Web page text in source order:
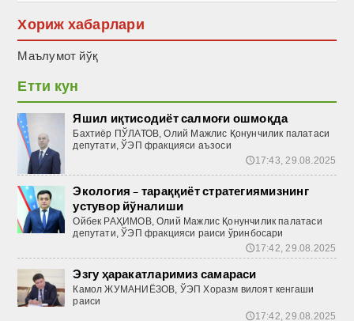
Хориж хабарлари
Маълумот йўқ
Етти кун
Яшил иқтисодиёт салмоғи ошмоқда
Бахтиёр ПЎЛАТОВ, Олий Мажлис Қонунчилик палатаси
депутати, ЎЭП фракцияси аъзоси
🕔17:43, 29.08.2025
Экология – тараққиёт стратегиямизнинг
устувор йўналиши
Ойбек РАҲИМОВ, Олий Мажлис Қонунчилик палатаси
депутати, ЎЭП фракцияси раиси ўринбосари
🕔17:42, 29.08.2025
Эзгу ҳаракатларимиз самараси
Камол ЖУМАНИЁЗОВ, ЎЭП Хоразм вилоят кенгаши
раиси
🕔17:42, 29.08.2025